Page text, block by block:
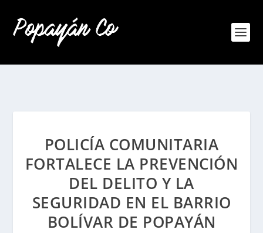
POLICÍA COMUNITARIA
FORTALECE LA PREVENCIÓN
DEL DELITO Y LA
SEGURIDAD EN EL BARRIO
BOLÍVAR DE POPAYÁN